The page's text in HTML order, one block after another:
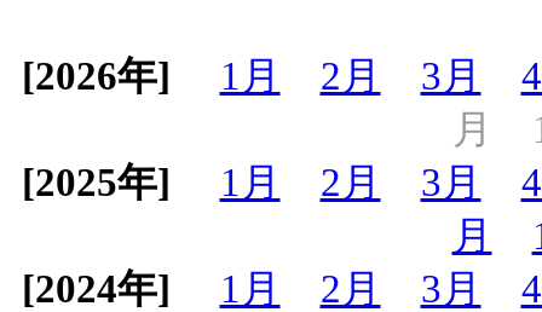
[2026年] 1月 2月 3月
月
[2025年]
1月 2月 3月
月
[2024年]
1月 2月 3月